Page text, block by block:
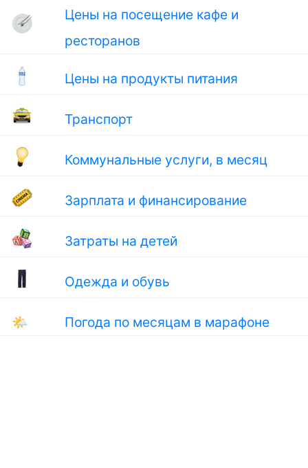
Цены на посещение кафе и
ресторанов
Цены на продукты питания
Транспорт
Коммунальные услуги, в месяц
Зарплата и финансирование
Затраты на детей
Одежда и обувь
🌤 Погода по месяцам в марафоне